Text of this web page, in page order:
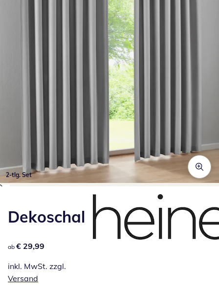
Zum Vergrößern auf das Bild klicken
2-tlg. Set
Dekoschal
€ 29,99
ab € 29,99
inkl. MwSt. zzgl.
Versand